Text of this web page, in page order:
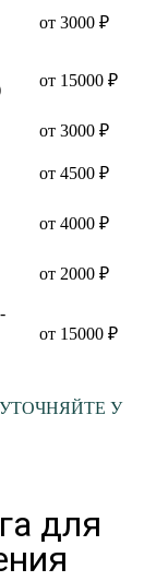
от 3000 ₽
от 15000 ₽
от 3000 ₽
от 4500 ₽
от 4000 ₽
от 2000 ₽
от 15000 ₽
У
для